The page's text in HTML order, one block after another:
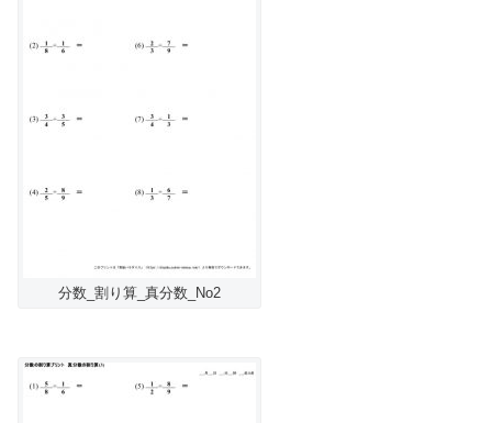
分数_割り算_真分数_No2